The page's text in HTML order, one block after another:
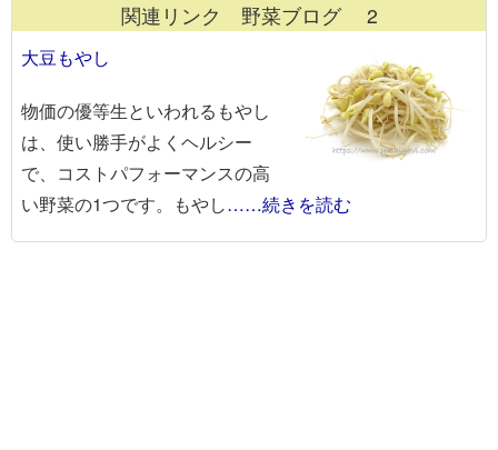
関連リンク 野菜ブログ 2
大豆もやし
物価の優等生といわれるもやし
は、使い勝手がよくヘルシー
で、コストパフォーマンスの高
い野菜の1つです。もやし……続きを読む